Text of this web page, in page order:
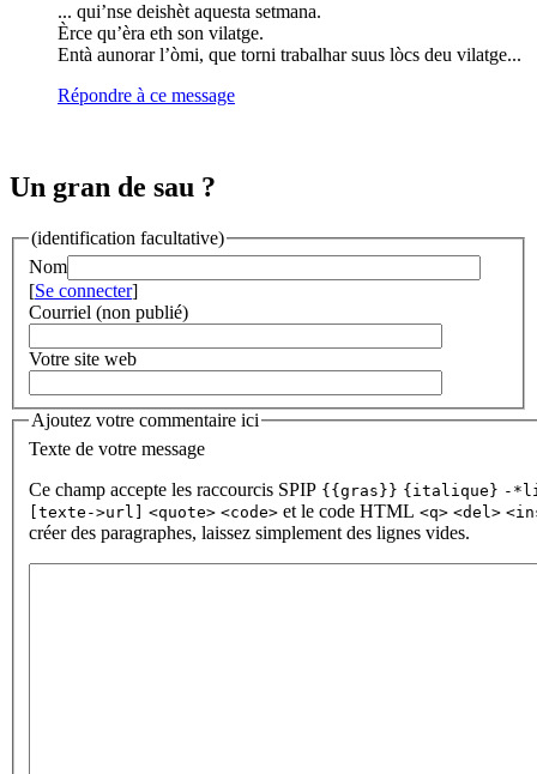
... qui’nse deishèt aquesta setmana.
Èrce qu’èra eth son vilatge.
Entà aunorar l’òmi, que torni trabalhar suus lòcs deu vilatge...
Répondre à ce message
Un gran de sau ?
(identification facultative)
Nom
[Se connecter]
Courriel (non publié)
Votre site web
Ajoutez votre commentaire ici
Texte de votre message
Ce champ accepte les raccourcis SPIP {{gras}} {italique} -
[texte->url]
<quote> <code> et le code HTML <q> <del>
créer des paragraphes, laissez simplement des lignes vides.